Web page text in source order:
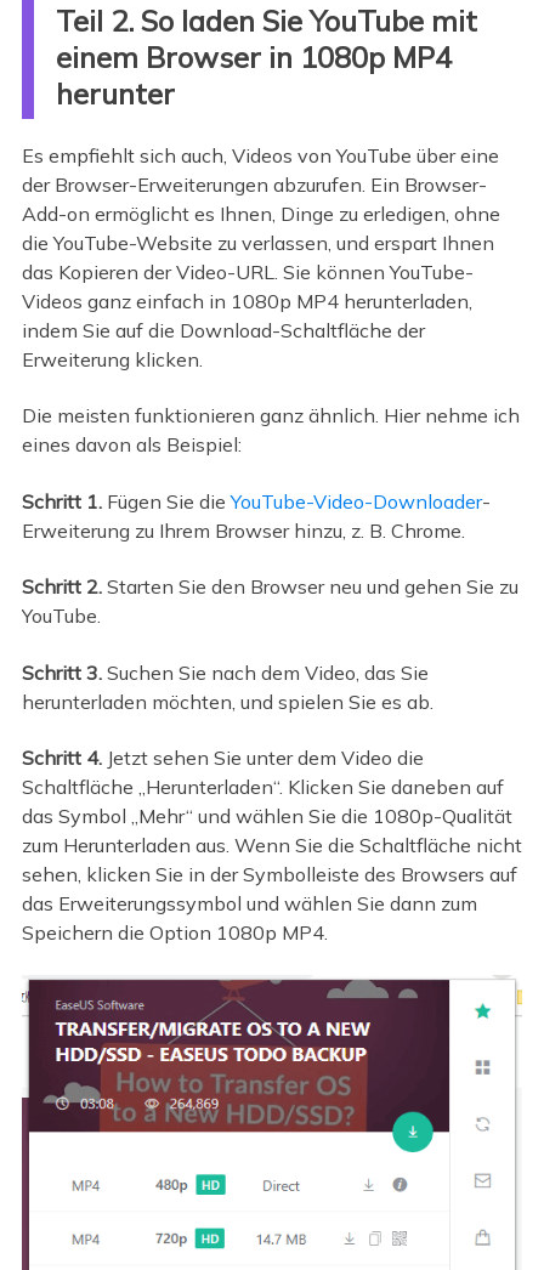
Teil 2. So laden Sie YouTube mit
einem Browser in 1080p MP4
herunter
Es empfiehlt sich auch, Videos von YouTube über eine
der Browser-Erweiterungen abzurufen. Ein Browser-
Add-on ermöglicht es Ihnen, Dinge zu erledigen, ohne
die YouTube-Website zu verlassen, und erspart Ihnen
das Kopieren der Video-URL. Sie können YouTube-
Videos ganz einfach in 1080p MP4 herunterladen,
indem Sie auf die Download-Schaltfläche der
Erweiterung klicken.
Die meisten funktionieren ganz ähnlich. Hier nehme ich
eines davon als Beispiel:
Schritt 1.Fügen Sie dieYouTube-Video-Downloader-
Erweiterung zu Ihrem Browser hinzu, z. B. Chrome.
Schritt 2.Starten Sie den Browser neu und gehen Sie zu
YouTube.
Schritt 3.Suchen Sie nach dem Video, das Sie
herunterladen möchten, und spielen Sie es ab.
Schritt 4.Jetzt sehen Sie unter dem Video die
Schaltfläche „Herunterladen“. Klicken Sie daneben auf
das Symbol „Mehr“ und wählen Sie die 1080p-Qualität
zum Herunterladen aus. Wenn Sie die Schaltfläche nicht
sehen, klicken Sie in der Symbolleiste des Browsers auf
das Erweiterungssymbol und wählen Sie dann zum
Speichern die Option 1080p MP4.